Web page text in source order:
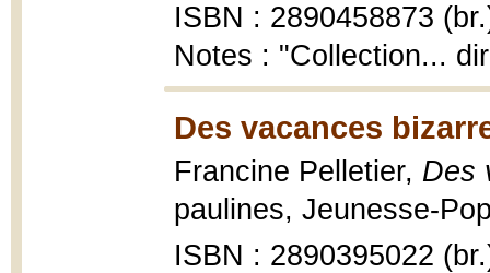
ISBN : 2890458873
Notes : "Collection...
Des vacances
Francine Pelletier, Des
paulines, Jeunesse-
ISBN : 2890395022